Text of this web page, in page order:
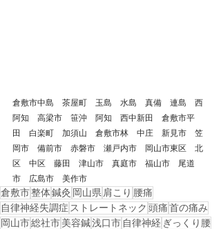
倉敷市中島　茶屋町　玉島　水島　真備　連島　西
阿知　高梁市　笹沖　阿知　西中新田　倉敷市平
田　白楽町　加須山　倉敷市林　中庄　新見市　笠
岡市　備前市　赤磐市　瀬戸内市　岡山市東区　北
区　中区　藤田　津山市　真庭市　福山市　尾道
市　広島市　美作市
倉敷市整体鍼灸 岡山県 肩こり 腰痛
自律神経失調症 ストレートネック 頭痛首の痛み
岡山市総社市美容鍼浅口市 自律神経 ぎっくり腰